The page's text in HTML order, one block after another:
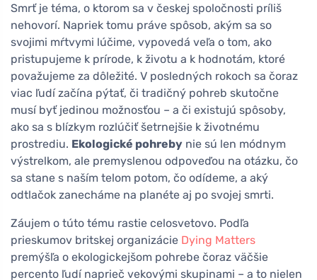
Smrť je téma, o ktorom sa v českej spoločnosti príliš
nehovorí. Napriek tomu práve spôsob, akým sa so
svojimi mŕtvymi lúčime, vypovedá veľa o tom, ako
pristupujeme k prírode, k životu a k hodnotám, ktoré
považujeme za dôležité. V posledných rokoch sa čoraz
viac ľudí začína pýtať, či tradičný pohreb skutočne
musí byť jedinou možnosťou – a či existujú spôsoby,
ako sa s blízkym rozlúčiť šetrnejšie k životnému
prostrediu. Ekologické pohreby nie sú len módnym
výstrelkom, ale premyslenou odpoveďou na otázku, čo
sa stane s naším telom potom, čo odídeme, a aký
odtlačok zanecháme na planéte aj po svojej smrti.
Záujem o túto tému rastie celosvetovo. Podľa
prieskumov britskej organizácie Dying Matters
premýšľa o ekologickejšom pohrebe čoraz väčšie
percento ľudí naprieč vekovými skupinami – a to nielen